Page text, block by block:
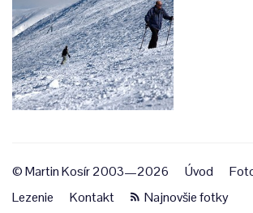
© Martin Kosír 2003—2026 Úvod
Lezenie
Kontakt Najnovšie fotky